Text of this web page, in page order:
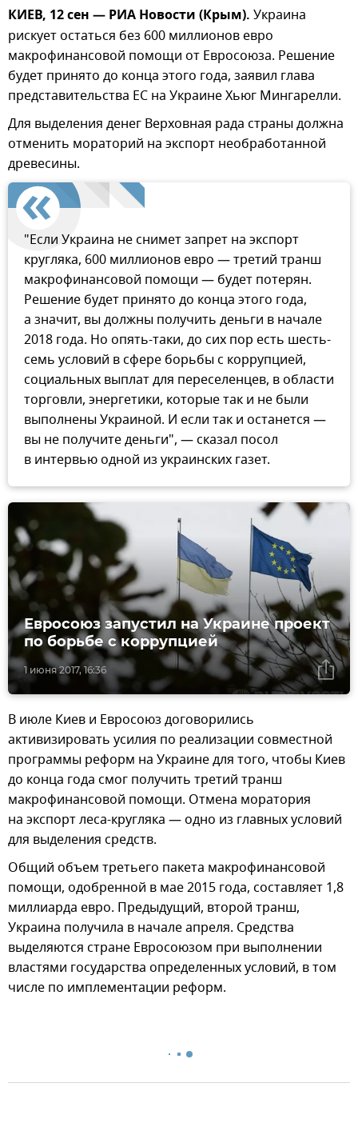
КИЕВ, 12 сен — РИА Новости (Крым). Украина
рискует остаться без 600 миллионов евро
макрофинансовой помощи от Евросоюза. Решение
будет принято до конца этого года, заявил глава
представительства ЕС на Украине Хьюг Мингарелли.
Для выделения денег Верховная рада страны должна
отменить мораторий на экспорт необработанной
древесины.
"Если Украина не снимет запрет на экспорт
кругляка, 600 миллионов евро — третий транш
макрофинансовой помощи — будет потерян.
Решение будет принято до конца этого года,
а значит, вы должны получить деньги в начале
2018 года. Но опять-таки, до сих пор есть шесть-
семь условий в сфере борьбы с коррупцией,
социальных выплат для переселенцев, в области
торговли, энергетики, которые так и не были
выполнены Украиной. И если так и останется —
вы не получите деньги", — сказал посол
в интервью одной из украинских газет.
1 июня 2017, 16:36
Евросоюз запустил на Украине проект
по борьбе с коррупцией
В июле Киев и Евросоюз договорились
активизировать усилия по реализации совместной
программы реформ на Украине для того, чтобы Киев
до конца года смог получить третий транш
макрофинансовой помощи. Отмена моратория
на экспорт леса-кругляка — одно из главных условий
для выделения средств.
Общий объем третьего пакета макрофинансовой
помощи, одобренной в мае 2015 года, составляет 1,8
миллиарда евро. Предыдущий, второй транш,
Украина получила в начале апреля. Средства
выделяются стране Евросоюзом при выполнении
властями государства определенных условий, в том
числе по имплементации реформ.